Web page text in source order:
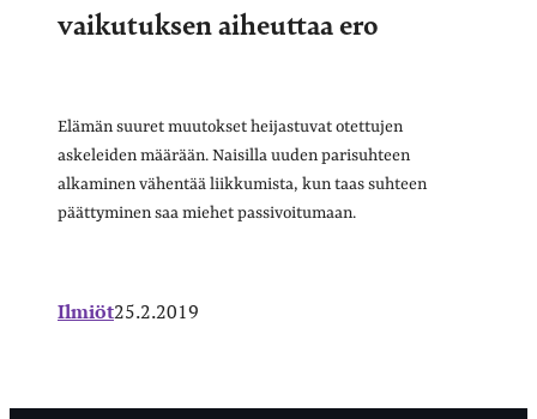
vaikutuksen aiheuttaa ero
Elämän suuret muutokset heijastuvat otettujen
askeleiden määrään. Naisilla uuden parisuhteen
alkaminen vähentää liikkumista, kun taas suhteen
päättyminen saa miehet passivoitumaan.
Ilmiöt25.2.2019